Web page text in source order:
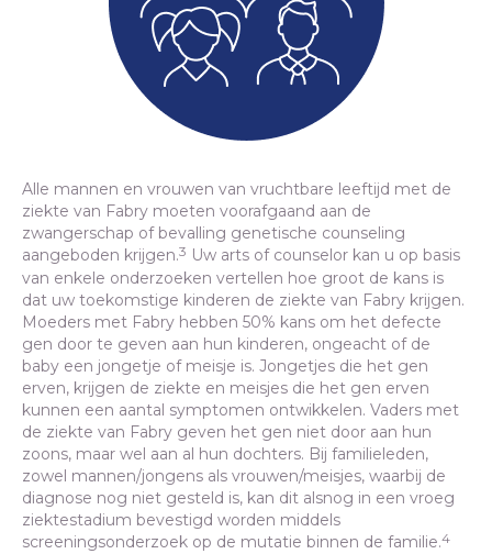
Alle mannen en vrouwen van vruchtbare leeftijd met de
ziekte van Fabry moeten voorafgaand aan de
zwangerschap of bevalling genetische counseling
aangeboden krijgen.3 Uw arts of counselor kan u op basis
van enkele onderzoeken vertellen hoe groot de kans is
dat uw toekomstige kinderen de ziekte van Fabry krijgen.
Moeders met Fabry hebben 50% kans om het defecte
gen door te geven aan hun kinderen, ongeacht of de
baby een jongetje of meisje is. Jongetjes die het gen
erven, krijgen de ziekte en meisjes die het gen erven
kunnen een aantal symptomen ontwikkelen. Vaders met
de ziekte van Fabry geven het gen niet door aan hun
zoons, maar wel aan al hun dochters. Bij familieleden,
zowel mannen/jongens als vrouwen/meisjes, waarbij de
diagnose nog niet gesteld is, kan dit alsnog in een vroeg
ziektestadium bevestigd worden middels
screeningsonderzoek op de mutatie binnen de familie.4